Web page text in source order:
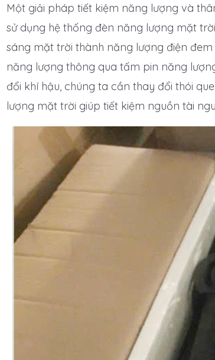
Một giải pháp tiết kiệm năng lượng và
sử dụng hệ thống đèn năng lượng mặt
sáng mặt trời thành năng lượng điện
năng lượng thông qua tấm pin năng
đổi khí hậu, chúng ta cần thay đổi thói
lượng mặt trời giúp tiết kiệm nguồn tài